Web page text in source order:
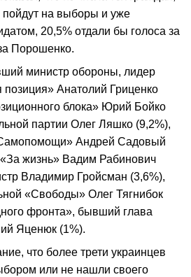
пойдут на выборы и уже
20,5% отдали бы голоса за
Порошенко.
министр обороны, лидер
позиция» Анатолий Гриценко
блока» Юрий Бойко
партии Олег Ляшко (9,2%),
Андрей Садовый
жизнь» Вадим Рабинович
Владимир Гройсман (3,6%),
«Свободы» Олег Тягнибок
фронта», бывший глава
Яценюк (1%).
что более трети украинцев
или не нашли своего